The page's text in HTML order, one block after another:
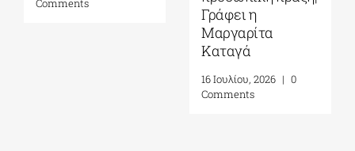
Comments
Γράφει η
Μαργαρίτα
Καταγά
16 Ιουλίου, 2026 | 0
Comments